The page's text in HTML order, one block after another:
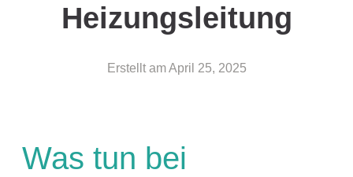
Heizungsleitung
Erstellt am April 25, 2025
Was tun bei